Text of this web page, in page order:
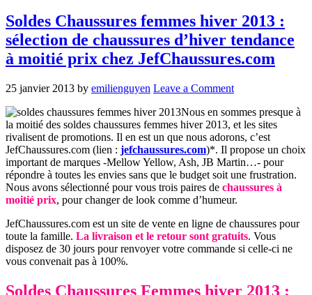
Soldes Chaussures femmes hiver 2013 :
sélection de chaussures d’hiver tendance
à moitié prix chez JefChaussures.com
25 janvier 2013 by emilienguyen Leave a Comment
Nous en sommes presque à
la moitié des soldes chaussures femmes hiver 2013, et les sites
rivalisent de promotions. Il en est un que nous adorons, c’est
JefChaussures.com (lien : jefchaussures.com)*. Il propose un choix
important de marques -Mellow Yellow, Ash, JB Martin…- pour
répondre à toutes les envies sans que le budget soit une frustration.
Nous avons sélectionné pour vous trois paires de chaussures à
moitié prix, pour changer de look comme d’humeur.
JefChaussures.com est un site de vente en ligne de chaussures pour
toute la famille. La livraison et le retour sont gratuits. Vous
disposez de 30 jours pour renvoyer votre commande si celle-ci ne
vous convenait pas à 100%.
Soldes Chaussures Femmes hiver 2013 :